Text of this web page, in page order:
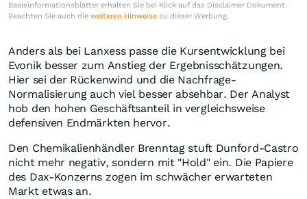
Basisinformationsblätter erhalten Sie bei Klick auf das Disclaimer Dokument.
Beachten Sie auch die weiteren Hinweise zu dieser Werbung.
Anders als bei Lanxess passe die Kursentwicklung bei
Evonik besser zum Anstieg der Ergebnisschätzungen.
Hier sei der Rückenwind und die Nachfrage-
Normalisierung auch viel besser absehbar. Der Analyst
hob den hohen Geschäftsanteil in vergleichsweise
defensiven Endmärkten hervor.
Den Chemikalienhändler Brenntag stuft Dunford-Castro
nicht mehr negativ, sondern mit "Hold" ein. Die Papiere
des Dax-Konzerns zogen im schwächer erwarteten
Markt etwas an.